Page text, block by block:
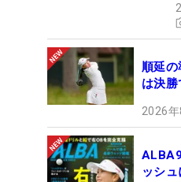
順延
は決
2026
ッシ